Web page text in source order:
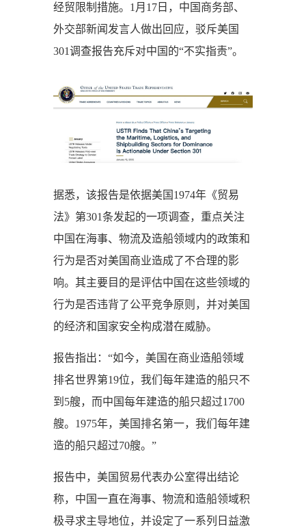
经贸限制措施。1月17日，中国商务部、
外交部新闻发言人做出回应，驳斥美国
301调查报告充斥对中国的“不实指责”。
据悉，该报告是依据美国1974年《贸易
法》第301条发起的一项调查，重点关注
中国在海事、物流及造船领域内的政策和
行为是否对美国商业造成了不合理的影
响。其主要目的是评估中国在这些领域的
行为是否违背了公平竞争原则，并对美国
的经济和国家安全构成潜在威胁。
报告指出：“如今，美国在商业造船领域
排名世界第19位，我们每年建造的船只不
到5艘，而中国每年建造的船只超过1700
艘。1975年，美国排名第一，我们每年建
造的船只超过70艘。”
报告中，美国贸易代表办公室得出结论
称，中国一直在海事、物流和造船领域积
极寻求主导地位，并设定了一系列日益激